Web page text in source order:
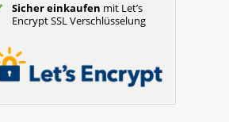
Sicher einkaufen mit Let’s
Encrypt SSL Verschlüsselung